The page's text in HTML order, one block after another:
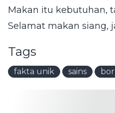
Makan itu kebutuhan,
Selamat makan siang,
Tags
fakta unik sains